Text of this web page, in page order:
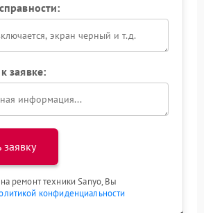
заявке:
заявку
ремонт техники Sanyo, Вы
конфиденциальности